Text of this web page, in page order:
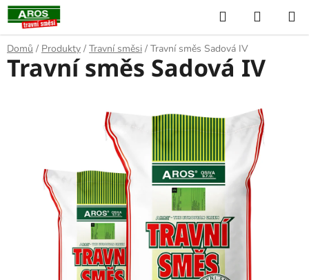
Přejít
na
obsah
Hledat
KOŠÍK
Domů / Produkty / Travní směsi / Travní směs Sadová IV
Travní směs Sadová IV